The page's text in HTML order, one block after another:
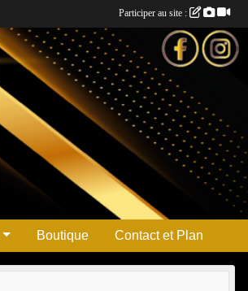
Boutique Contact et Plan
Participer au site :